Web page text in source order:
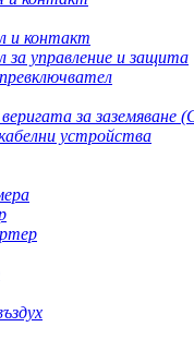
и контакт
за управление и защита
за заземяване
устройства